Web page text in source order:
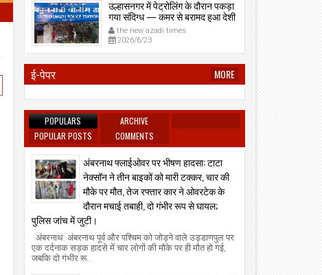
कोठडी में।
उल्हासनगर में पेट्रोलिंग के दौरान पकड़ा
गया संदिग्ध — कमर से बरामद हुआ देशी
रिवॉल्वर।
the new azadi times
2026/6/23
ई-पेपर MORE
POPULARS
ARCHIVE
POPULAR POSTS
COMMENTS
अंबरनाथ फ्लाईओवर पर भीषण हादसा: टाटा
नेक्सॉन ने तीन बाइकों को मारी टक्कर, चार की
मौके पर मौत, तेज रफ्तार कार ने ओवरटेक के
दौरान मचाई तबाही, दो गंभीर रूप से घायल;
पुलिस जांच में जुटी।
अंबरनाथ: अंबरनाथ पूर्व और पश्चिम को जोड़ने वाले उड्डाणपुल पर
एक दर्दनाक सड़क हादसे में चार लोगों की मौके पर ही मौत हो गई,
जबकि दो गंभीर रू...